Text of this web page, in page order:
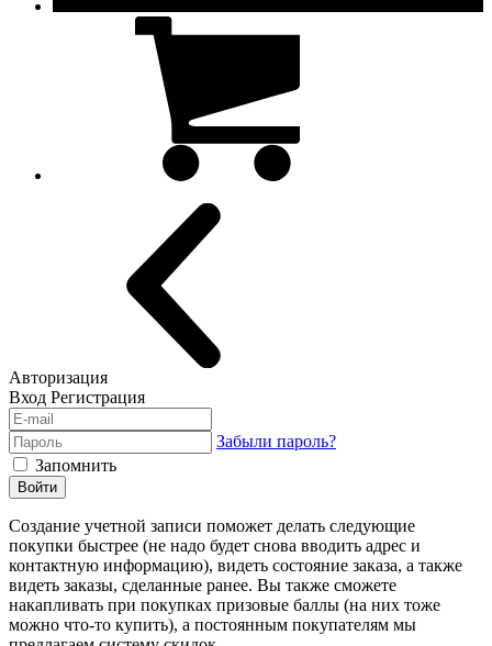
Авторизация
Вход Регистрация
Забыли пароль?
Запомнить
Войти
Создание учетной записи поможет делать следующие
покупки быстрее (не надо будет снова вводить адрес и
контактную информацию), видеть состояние заказа, а также
видеть заказы, сделанные ранее. Вы также сможете
накапливать при покупках призовые баллы (на них тоже
можно что-то купить), а постоянным покупателям мы